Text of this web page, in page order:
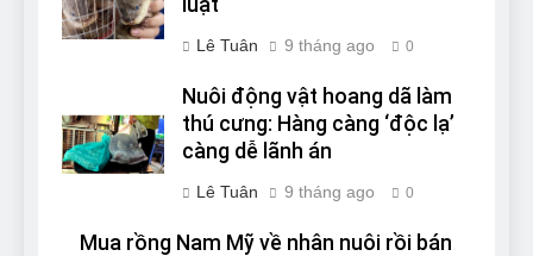
Lê Tuân 9 tháng ago 0
Nuôi động vật hoang dã làm
thú cưng: Hàng càng ‘độc lạ’
càng dễ lãnh án
Lê Tuân 9 tháng ago 0
Mua rồng Nam Mỹ về nhân nuôi rồi bán